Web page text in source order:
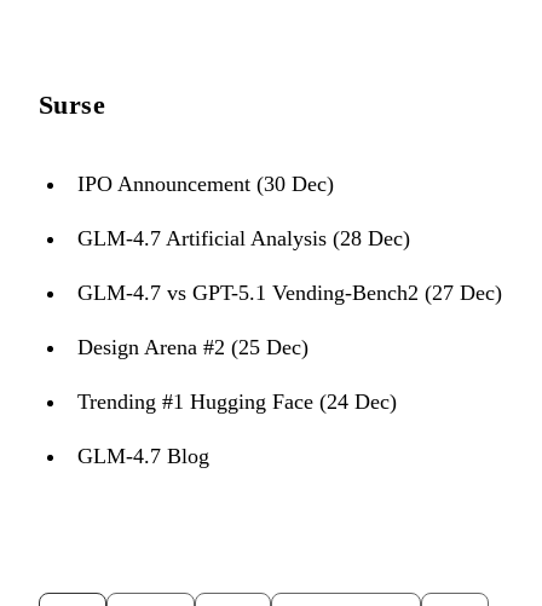
Surse
IPO Announcement (30 Dec)
GLM-4.7 Artificial Analysis (28 Dec)
GLM-4.7 vs GPT-5.1 Vending-Bench2 (27 Dec)
Design Arena #2 (25 Dec)
Trending #1 Hugging Face (24 Dec)
GLM-4.7 Blog